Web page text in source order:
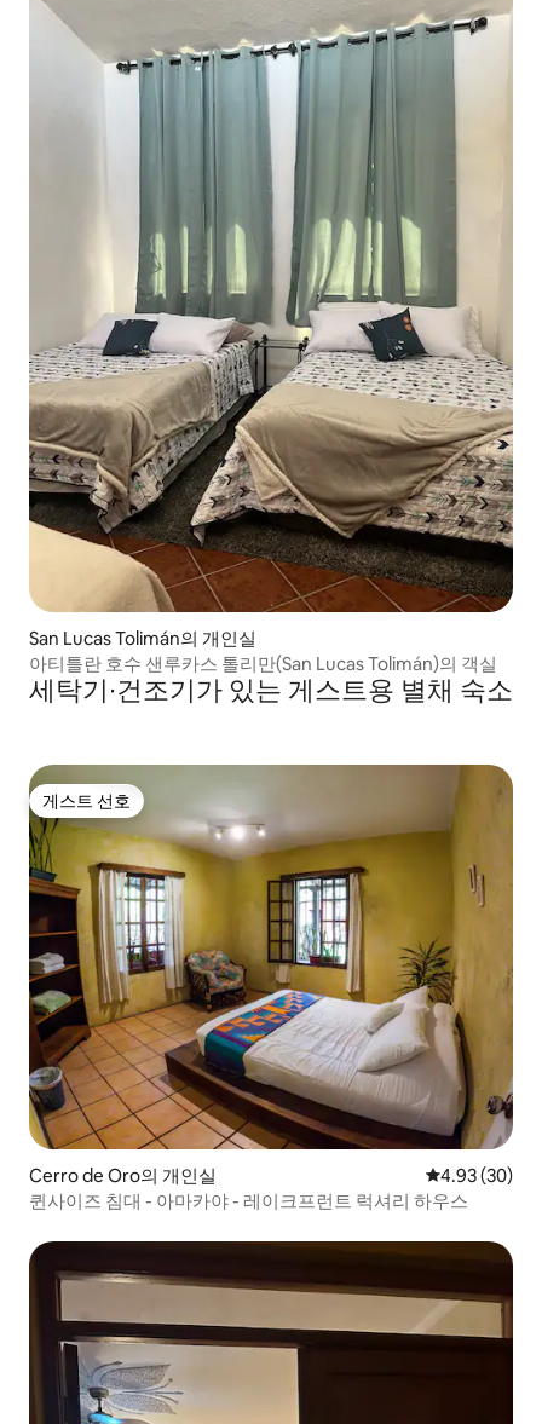
San Lucas Tolimán의 개인실
아티틀란 호수 샌루카스 톨리만(San Lucas Tolimán)의 객실
세탁기∙건조기가 있는 게스트용 별채 숙소
게스트 선호
게스트 선호
Cerro de Oro의 개인실 평점 4.93점(5
4.93 (30)
퀸사이즈 침대 - 아마카야 - 레이크프런트 럭셔리 하우스